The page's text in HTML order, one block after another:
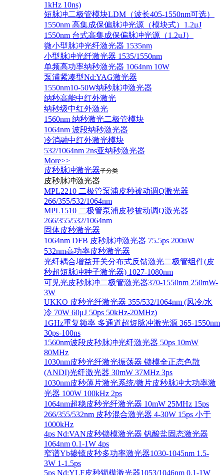
1kHz 10ns)
短脉冲二极管模块LDM（波长405-1550nm可选）
1550nm 高集成保偏脉冲光源（模块式）1.2μJ
1550nm 台式高集成保偏脉冲光源（1.2μJ）
微小型脉冲光纤激光器 1535nm
小型脉冲光纤激光器 1535/1550nm
单频高功率纳秒激光器 1064nm 10W
泵浦紧凑型Nd:YAG激光器
1550nm10-50W纳秒脉冲激光器
纳秒高能中红外激光
纳秒级中红外激光
1560nm 纳秒激光二极管模块
1064nm 波段纳秒激光器
冷消融中红外激光模块
532/1064nm 2ns亚纳秒激光器
More>>
皮秒脉冲激光器子分类
皮秒脉冲激光器
​MPL2210 二极管泵浦皮秒被动调Q激光器
266/355/532/1064nm
MPL1510 二极管泵浦皮秒被动调Q激光器
266/355/532/1064nm
固体皮秒激光器
1064nm DFB 皮秒脉冲激光器 75.5ps 200uW
532nm高功率皮秒激光器
光纤耦合增益开关分布式反馈激光二极管组件(皮
秒超短脉冲种子激光器) 1027-1080nm
可见光皮秒脉冲二极管激光器370-1550nm 250mW-
3W
UKKO 皮秒光纤激光器 355/532/1064nm (风冷/水
冷 70W 60μJ 50ps 50kHz-20MHz)
1GHz重复频率 多通道超短脉冲激光源 365-1550nm
30ps-100ns
1560nm波段皮秒脉冲光纤激光器 50ps 10mW
80MHz
1030nm皮秒光纤激光振荡器 锁模全正态色散
(ANDI)光纤激光器 30mW 37MHz 3ps
1030nm皮秒薄片激光系统/微片皮秒脉冲大功率激
光器 100W 100kHz 2ps
1064nm超稳皮秒光纤激光器 10mW 25MHz 15ps
266/355/532nm 皮秒混合激光器 4-30W 15ps 小于
1000kHz
4ps Nd:VAN皮秒锁模激光器 钒酸盐固态激光器
1064nm 0.1-1W 4ps
窄谱Yb掺镱皮秒多功率激光器1030-1045nm 1.5-
3W 1-1.5ps
5ps Nd:YLF皮秒锁模激光器1053/1046nm 0.1-1W